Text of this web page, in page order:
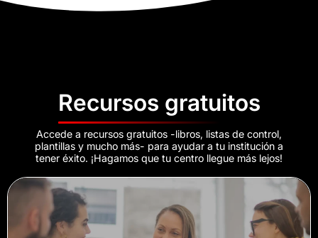
Recursos gratuitos
Accede a recursos gratuitos -libros, listas de control,
plantillas y mucho más- para ayudar a tu institución a
tener éxito. ¡Hagamos que tu centro llegue más lejos!